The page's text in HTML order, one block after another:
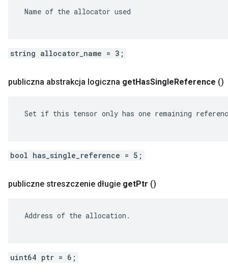
Name of the allocator used
string allocator_name = 3;
publiczna abstrakcja logiczna getHasSingleReference ()
Set if this tensor only has one remaining
bool has_single_reference = 5;
publiczne streszczenie długie getPtr ()
Address of the allocation.
uint64 ptr = 6;